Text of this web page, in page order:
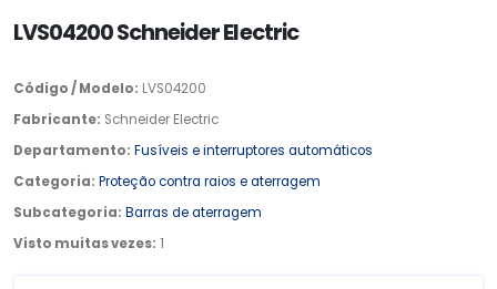
LVS04200 Schneider Electric
Código / Modelo: LVS04200
Fabricante: Schneider Electric
Departamento: Fusíveis e interruptores automáticos
Categoria: Proteção contra raios e aterragem
Subcategoria: Barras de aterragem
Visto muitas vezes: 1